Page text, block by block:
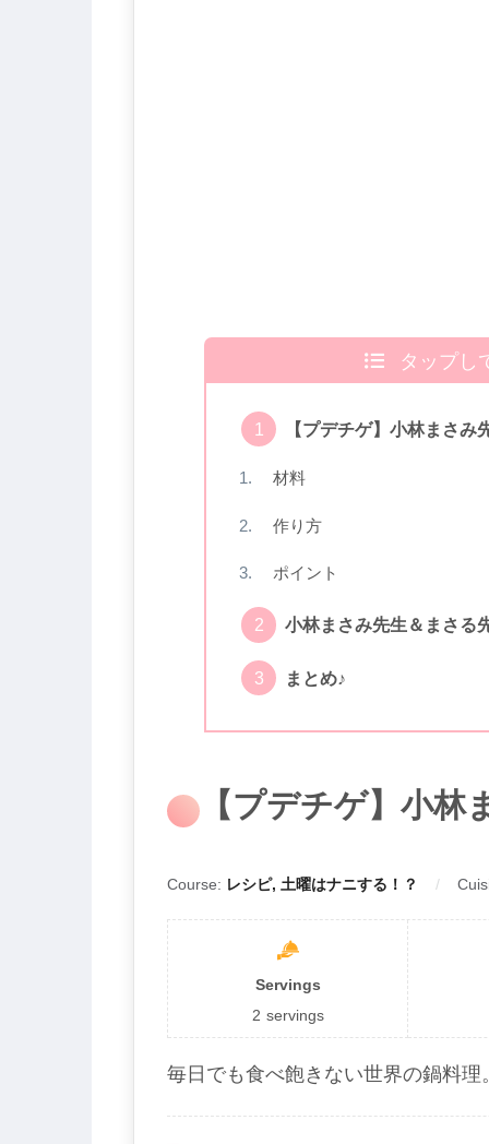
タップし
【プデチゲ】小林まさみ
材料
作り方
ポイント
小林まさみ先生＆まさる
まとめ♪
【プデチゲ】小林
Course: レシピ, 土曜はナニする！？
Servings
2 servings
毎日でも食べ飽きない世界の鍋料理